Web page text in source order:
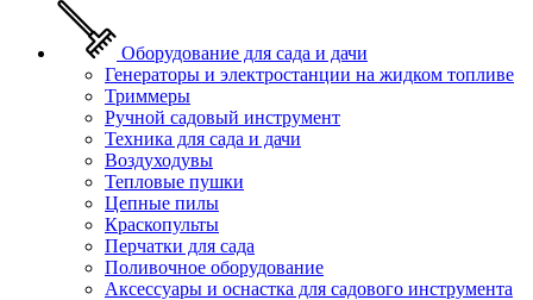
Оборудование для сада и дачи
Генераторы и электростанции на жидком топливе
Триммеры
Ручной садовый инструмент
Техника для сада и дачи
Воздуходувы
Тепловые пушки
Цепные пилы
Краскопульты
Перчатки для сада
Поливочное оборудование
Аксессуары и оснастка для садового инструмента